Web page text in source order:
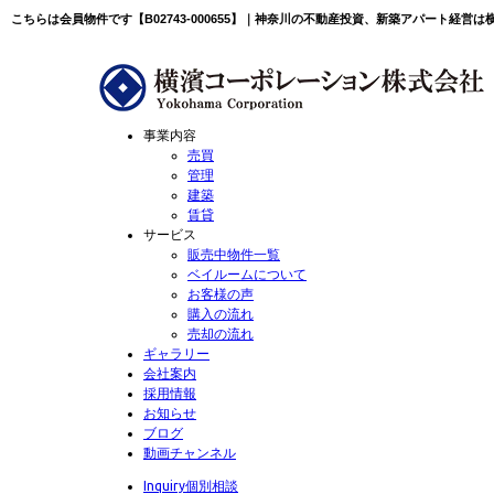
こちらは会員物件です【B02743-000655】｜神奈川の不動産投資、新築アパート経営は
事業内容
売買
管理
建築
賃貸
サービス
販売中物件一覧
ベイルームについて
お客様の声
購入の流れ
売却の流れ
ギャラリー
会社案内
採用情報
お知らせ
ブログ
動画チャンネル
Inquiry個別相談